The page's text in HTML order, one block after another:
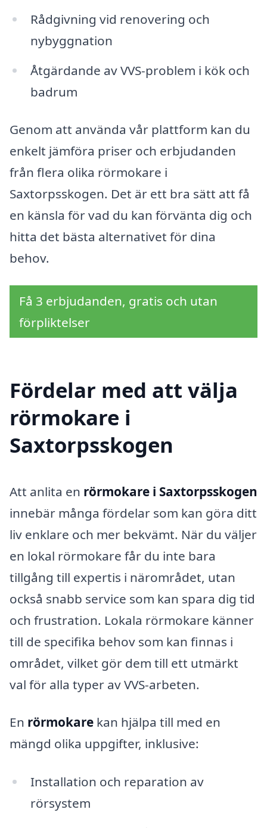
Rådgivning vid renovering och
nybyggnation
Åtgärdande av VVS-problem i kök och
badrum
Genom att använda vår plattform kan du
enkelt jämföra priser och erbjudanden
från flera olika rörmokare i
Saxtorpsskogen. Det är ett bra sätt att få
en känsla för vad du kan förvänta dig och
hitta det bästa alternativet för dina
behov.
Få 3 erbjudanden, gratis och utan
förpliktelser
Fördelar med att välja
rörmokare i
Saxtorpsskogen
Att anlita en rörmokare i Saxtorpsskogen
innebär många fördelar som kan göra ditt
liv enklare och mer bekvämt. När du väljer
en lokal rörmokare får du inte bara
tillgång till expertis i närområdet, utan
också snabb service som kan spara dig tid
och frustration. Lokala rörmokare känner
till de specifika behov som kan finnas i
området, vilket gör dem till ett utmärkt
val för alla typer av VVS-arbeten.
En rörmokare kan hjälpa till med en
mängd olika uppgifter, inklusive:
Installation och reparation av
rörsystem